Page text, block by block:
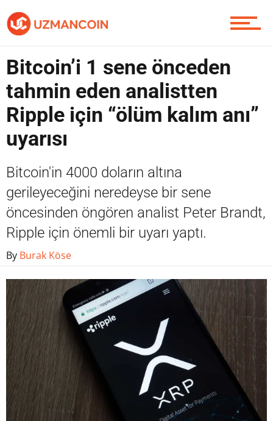
Piyasa
Soru Sor
Bitcoin’i 1 sene önceden
tahmin eden analistten
Ripple için “ölüm kalım anı”
uyarısı
Bitcoin'in 4000 doların altına
gerileyeceğini neredeyse bir sene
öncesinden öngören analist Peter Brandt,
Ripple için önemli bir uyarı yaptı.
By Burak Köse